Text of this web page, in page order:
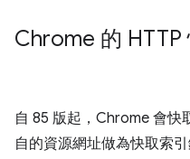
Chrome 的
自 85 版起，Chrome 會快
自的資源網址做為快取索